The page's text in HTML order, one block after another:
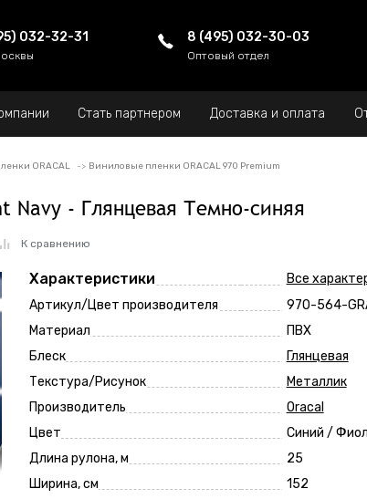
032-32-31 8 (495) 032-30-03
Оптовый отдел
Стать партнером Доставка и оплата
ORACAL Виниловые пленки ORACAL 970 Premium
Navy - Глянцевая Темно-синяя
К сравнению
Характеристики
Все
Артикул/Цвет производителя
970-564-
Материал
ПВХ
Блеск
Глянцевая
Текстура/Рисунок
Металлик
Производитель
Oracal
Цвет
Синий /
Длина рулона, м
25
Ширина, см
152